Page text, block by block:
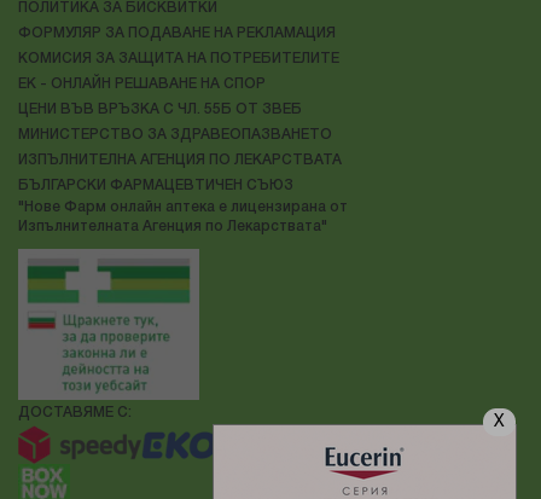
X
ПОЛИТИКА ЗА БИСКВИТКИ
ФОРМУЛЯР ЗА ПОДАВАНЕ НА РЕКЛАМАЦИЯ
КОМИСИЯ ЗА ЗАЩИТА НА ПОТРЕБИТЕЛИТЕ
ЕК - ОНЛАЙН РЕШАВАНЕ НА СПОР
ЦЕНИ ВЪВ ВРЪЗКА С ЧЛ. 55Б ОТ ЗВЕБ
МИНИСТЕРСТВО ЗА ЗДРАВЕОПАЗВАНЕТО
ИЗПЪЛНИТЕЛНА АГЕНЦИЯ ПО ЛЕКАРСТВАТА
БЪЛГАРСКИ ФАРМАЦЕВТИЧЕН СЪЮЗ
"Нове Фарм онлайн аптека е лицензирана от
Изпълнителната Агенция по Лекарствата"
ДОСТАВЯМЕ С: